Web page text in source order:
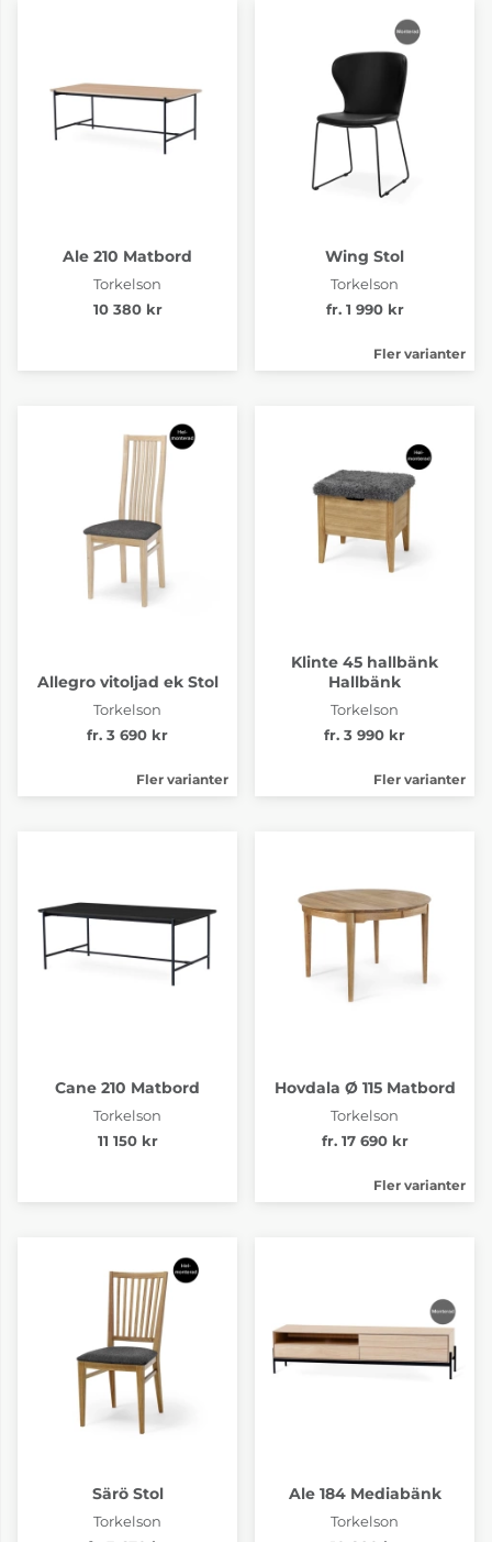
Ale 210 Matbord
Torkelson
10 380 kr
Wing Stol
Torkelson
fr. 1 990 kr
Fler varianter
Allegro vitoljad ek Stol
Torkelson
fr. 3 690 kr
Fler varianter
Klinte 45 hallbänk
Hallbänk
Torkelson
fr. 3 990 kr
Fler varianter
Cane 210 Matbord
Torkelson
11 150 kr
Hovdala Ø 115 Matbord
Torkelson
fr. 17 690 kr
Fler varianter
Särö Stol
Torkelson
Ale 184 Mediabänk
Torkelson